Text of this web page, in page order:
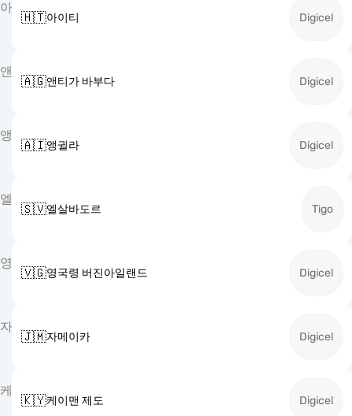
아
🇭🇹아이티 Digicel
앤
🇦🇬앤티가 바부다 Digicel
앵
🇦🇮앵귈라 Digicel
엘
🇸🇻엘살바도르 Tigo
영
🇻🇬영국령 버진아일랜드 Digicel
자
🇯🇲자메이카 Digicel
케
🇰🇾케이맨 제도 Digicel